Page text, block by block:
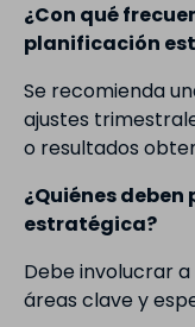
¿Con qué
planificación
Se recomienda
ajustes
o resultados
¿Quiénes
estratégica?
Debe involucrar
áreas clave y